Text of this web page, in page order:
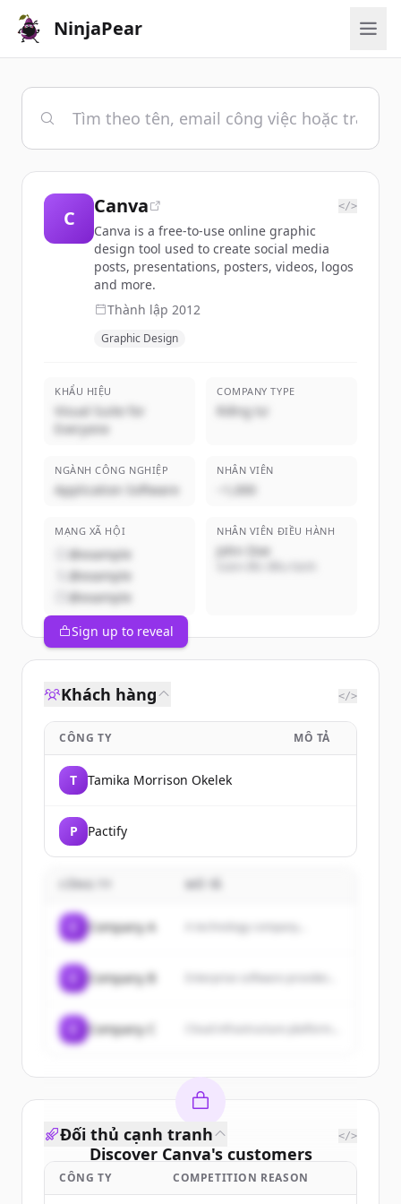
NinjaPear
C
Canva </>
Canva is a free-to-use online graphic
design tool used to create social media
posts, presentations, posters, videos, logos
and more.
Thành lập 2012
Graphic Design
KHẨU HIỆU
Visual Suite for
Everyone
COMPANY TYPE
Riêng tư
NGÀNH CÔNG NGHIỆP
Application Software
NHÂN VIÊN
~1,000
MẠNG XÃ HỘI
@example
@example
@example
NHÂN VIÊN ĐIỀU HÀNH
John Doe
Sign up to reveal
Khách hàng </>
CÔNG TY MÔ TẢ
T Tamika Morrison Okelek
P Pactify
Company A A technology company...
Company B
Company C
Discover Canva's customers
Sign up for free to view allcustomers
Đối thủ cạnh tranh </>
CÔNG TY COMPETITION REASON